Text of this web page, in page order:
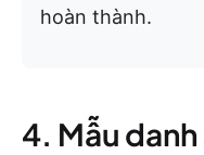
hoàn thành.
4. Mẫu